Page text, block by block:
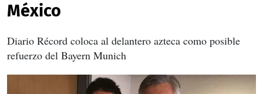
México
Diario Récord coloca al delantero azteca como posible
refuerzo del Bayern Munich